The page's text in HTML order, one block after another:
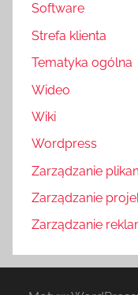
Software
Strefa klienta
Tematyka ogólna
Wideo
Wiki
Wordpress
Zarządzanie
Zarządzanie
Zarządzanie